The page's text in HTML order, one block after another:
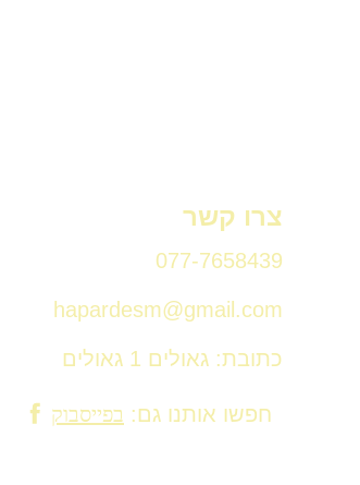
צרו קשר
077-7658439
hapardesm@gmail.com
כתובת: גאולים 1 גאולים
חפשו אותנו גם: בפייסבוק